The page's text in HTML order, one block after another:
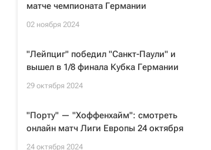
матче чемпионата Германии
02 ноября 2024
"Лейпциг" победил "Санкт-Паули" и
вышел в 1/8 финала Кубка Германии
29 октября 2024
"Порту" — "Хоффенхайм": смотреть
онлайн матч Лиги Европы 24 октября
24 октября 2024